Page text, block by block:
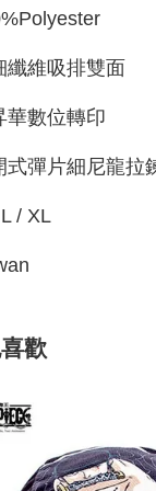
纖維吸排雙面
華數位轉印
式彈片細尼龍拉
/ XL
歡